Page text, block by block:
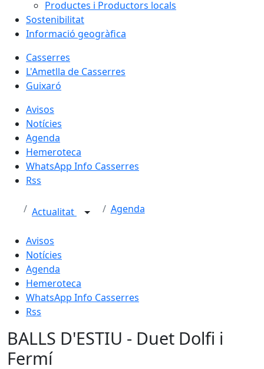
Productes i Productors locals
Sostenibilitat
Informació geogràfica
Casserres
L'Ametlla de Casserres
Guixaró
Avisos
Notícies
Agenda
Hemeroteca
WhatsApp Info Casserres
Rss
Actualitat Agenda
Avisos
Notícies
Agenda
Hemeroteca
WhatsApp Info Casserres
Rss
BALLS D'ESTIU - Duet Dolfi i
Fermí